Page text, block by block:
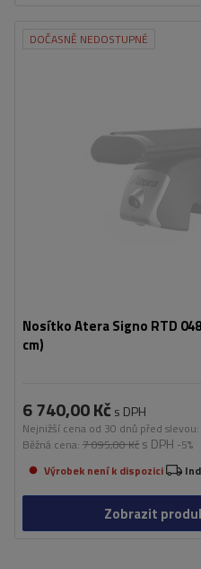
DOČASNĚ NEDOSTUPNÉ
Nosítko Atera Signo RTD
cm)
6 740,00 Kč s DPH
Nejnižší cena od 30 dnů před slevou:
Běžná cena: 7 095,00 Kč s DPH -5%
Výrobek není k dispozici
Zobrazit